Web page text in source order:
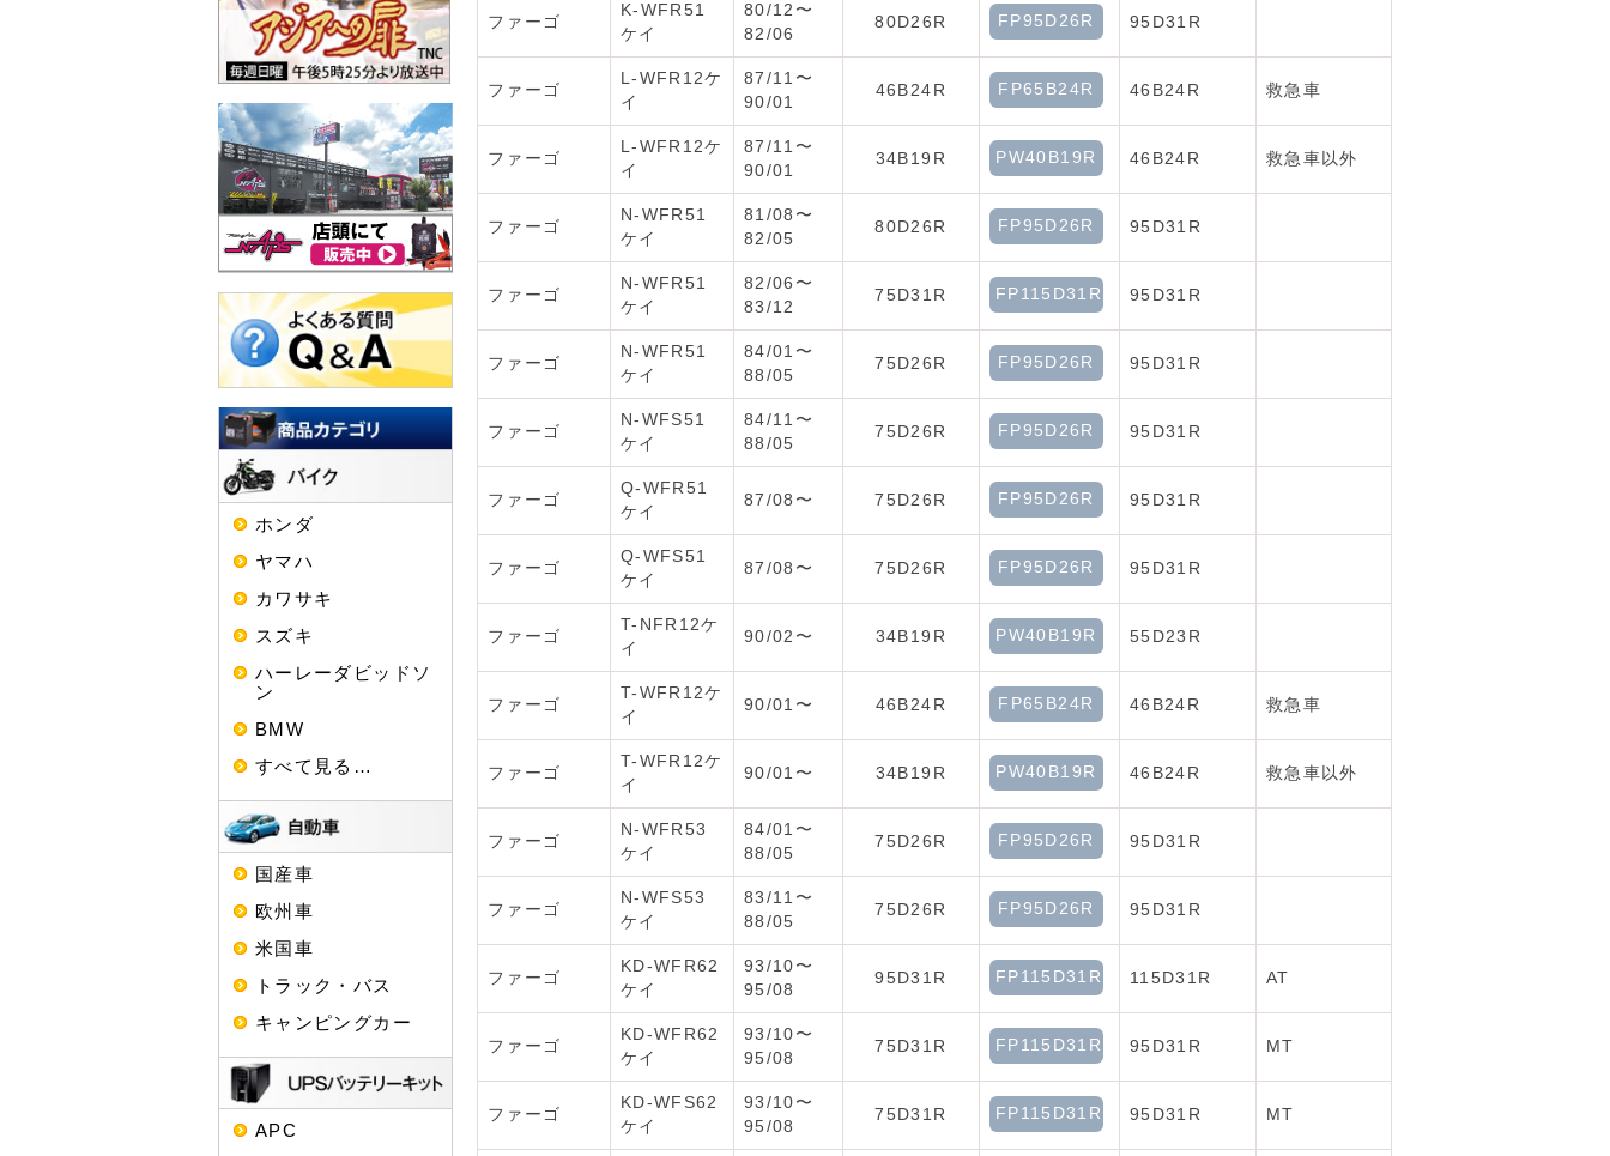
ファーゴ
K-WFR51
ケイ
80/12〜
82/06
80D26R FP95D26R 95D31R
ファーゴ
L-WFR12ケ
イ
87/11〜
90/01
46B24R FP65B24R 46B24R 救急車
ファーゴ
L-WFR12ケ
イ
87/11〜
90/01
34B19R PW40B19R 46B24R 救急車以外
ファーゴ
N-WFR51
ケイ
81/08〜
82/05
80D26R FP95D26R 95D31R
ファーゴ
N-WFR51
ケイ
82/06〜
83/12
75D31R FP115D31R 95D31R
ファーゴ
N-WFR51
ケイ
84/01〜
88/05
75D26R FP95D26R 95D31R
ファーゴ
N-WFS51
ケイ
84/11〜
88/05
75D26R FP95D26R 95D31R
ファーゴ
Q-WFR51
ケイ
87/08〜 75D26R FP95D26R 95D31R
ファーゴ
Q-WFS51
ケイ
87/08〜 75D26R FP95D26R 95D31R
ファーゴ
T-NFR12ケ
イ
90/02〜 34B19R PW40B19R 55D23R
ファーゴ
T-WFR12ケ
イ
90/01〜 46B24R FP65B24R 46B24R 救急車
ファーゴ
T-WFR12ケ
イ
90/01〜 34B19R PW40B19R 46B24R 救急車以外
ファーゴ
N-WFR53
ケイ
84/01〜
88/05
75D26R FP95D26R 95D31R
ファーゴ
N-WFS53
ケイ
83/11〜
88/05
75D26R FP95D26R 95D31R
ファーゴ
KD-WFR62
ケイ
93/10〜
95/08
95D31R FP115D31R 115D31R AT
ファーゴ
KD-WFR62
ケイ
93/10〜
95/08
75D31R FP115D31R 95D31R MT
ファーゴ
KD-WFS62
ケイ
93/10〜
95/08
75D31R FP115D31R 95D31R MT
ホンダ
ヤマハ
カワサキ
スズキ
ハーレーダビッドソ
ン
BMW
すべて見る…
国産車
欧州車
米国車
トラック・バス
キャンピングカー
APC